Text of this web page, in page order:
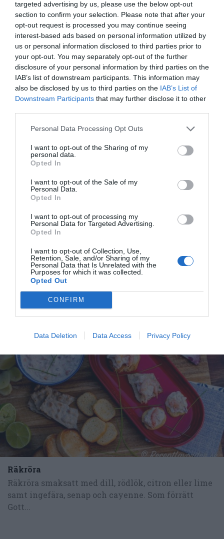
targeted advertising by us, please use the below opt-out
section to confirm your selection. Please note that after your
opt-out request is processed you may continue seeing
interest-based ads based on personal information utilized by
us or personal information disclosed to third parties prior to
your opt-out. You may separately opt-out of the further
disclosure of your personal information by third parties on the
IAB’s list of downstream participants. This information may
also be disclosed by us to third parties on the IAB’s List of
Downstream Participants that may further disclose it to other
Personal Data Processing Opt Outs
I want to opt-out of the Sharing of my
personal data.
Opted In
I want to opt-out of the Sale of my
Personal Data.
Opted In
I want to opt-out of processing my
Personal Data for Targeted Advertising.
Opted In
I want to opt-out of Collection, Use,
Retention, Sale, and/or Sharing of my
Personal Data that Is Unrelated with the
Purposes for which it was collected.
Opted Out
CONFIRM
Data Deletion Data Access Privacy Policy
om mig .
Tillbehör och liknande:
Gratinerad kantarellmacka
toppat med stuvade kantareller som gratineras
RECEPT
Räkröra
Räkröra smaksatt med dill, rödlök, citron eller lime
samt ingefära, senap och cayenne. Som förrätt
Gott...
RECEPT